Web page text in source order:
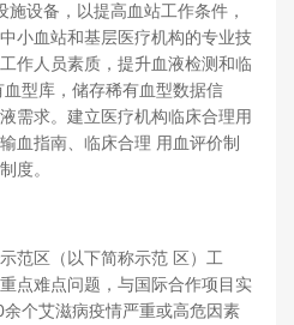
设备，以提高血站工作条件，
小血站和基层医疗机构的专业技
作人员素质，提升血液检测和临
型库，储存稀有血型数据信
需求。建立医疗机构临床合理用
血指南、临床合理 用血评价制
度。
范区（以下简称示范 区）工
点难点问题，与国际合作项目实
个艾滋病疫情严重或高危因素